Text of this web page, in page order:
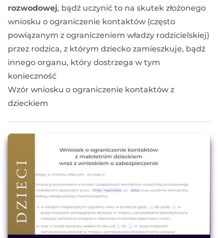
rozwodowej, bądź uczynić to na skutek złożonego
wniosku o ograniczenie kontaktów (często
powiązanym z ograniczeniem władzy rodzicielskiej)
przez rodzica, z którym dziecko zamieszkuje, bądź
innego organu, który dostrzega w tym
konieczność
Wzór wniosku o ograniczenie kontaktów z
dzieckiem